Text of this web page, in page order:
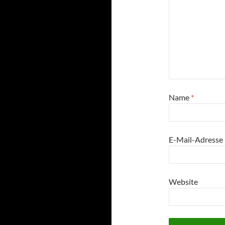
Name *
E-Mail-Adresse
Website